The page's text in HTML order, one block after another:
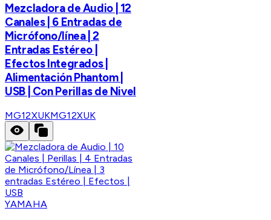
Mezcladora de Audio | 12
Canales | 6 Entradas de
Micrófono/línea | 2
Entradas Estéreo |
Efectos Integrados |
Alimentación Phantom |
USB | Con Perillas de Nivel
MG12XUKMG12XUK
YAMAHA